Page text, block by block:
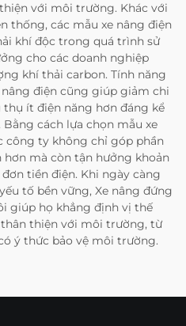
với môi trường. Khác với
thống, các mẫu xe nâng điện
khí độc trong quá trình sử
cho các doanh nghiệp
khí thải carbon. Tính năng
điện cũng giúp giảm chi
ít điện năng hơn đáng kể
cách lựa chọn mẫu xe
công ty không chỉ góp phần
hơn mà còn tận hưởng khoản
tiền điện. Khi ngày càng
tố bền vững, Xe nâng đứng
giúp họ khẳng định vị thế
thiện với môi trường, từ
ý thức bảo vệ môi trường.